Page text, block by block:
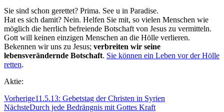
Sie sind schon gerettet? Prima. See u in Paradise.
Hat es sich damit? Nein. Helfen Sie mit, so vielen Menschen wie
möglich die herrlich befreiende Botschaft von Jesus zu vermitteln.
Gott will keinen einzigen Menschen an die Hölle verlieren.
Bekennen wir uns zu Jesus; verbreiten wir seine
lebensverändernde Botschaft. Sie können ein Leben vor der Hölle
retten.
Aktie:
Vorherige11.5.13: Gebetstag der Christen in Syrien
NächsteDurch jede Bedrängnis mit Gottes Kraft